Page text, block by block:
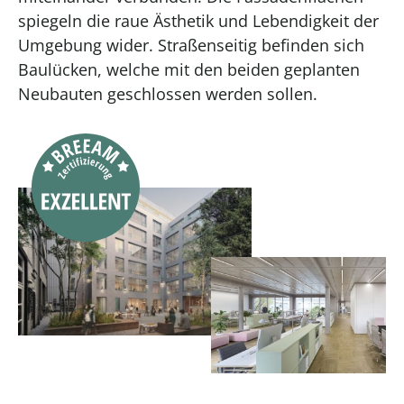
spiegeln die raue Ästhetik und Lebendigkeit der
Umgebung wider. Straßenseitig befinden sich
Baulücken, welche mit den beiden geplanten
Neubauten geschlossen werden sollen.